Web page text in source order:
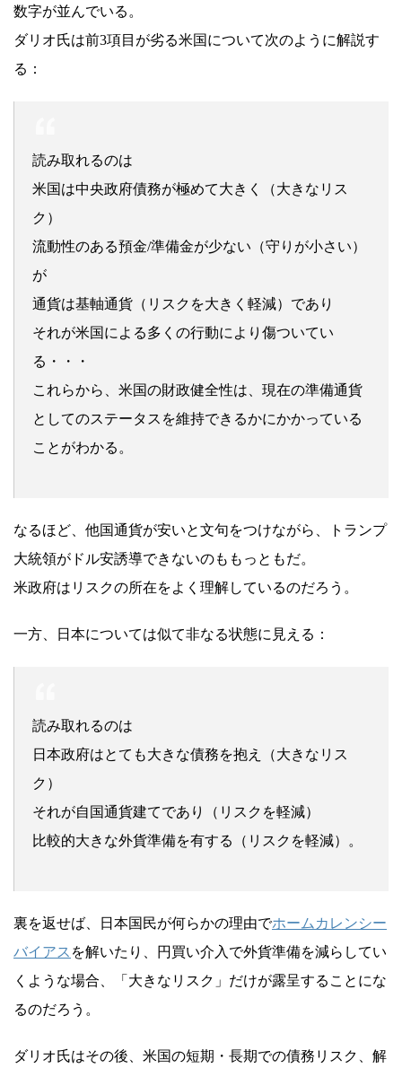
数字が並んでいる。
ダリオ氏は前3項目が劣る米国について次のように解説す
る：
読み取れるのは
米国は中央政府債務が極めて大きく（大きなリス
ク）
流動性のある預金/準備金が少ない（守りが小さい）
が
通貨は基軸通貨（リスクを大きく軽減）であり
それが米国による多くの行動により傷ついてい
る・・・
これらから、米国の財政健全性は、現在の準備通貨
としてのステータスを維持できるかにかかっている
ことがわかる。
なるほど、他国通貨が安いと文句をつけながら、トランプ
大統領がドル安誘導できないのももっともだ。
米政府はリスクの所在をよく理解しているのだろう。
一方、日本については似て非なる状態に見える：
読み取れるのは
日本政府はとても大きな債務を抱え（大きなリス
ク）
それが自国通貨建てであり（リスクを軽減）
比較的大きな外貨準備を有する（リスクを軽減）。
裏を返せば、日本国民が何らかの理由でホームカレンシー
バイアス を解いたり、円買い介入で外貨準備を減らしてい
くような場合、「大きなリスク」だけが露呈することにな
るのだろう。
ダリオ氏はその後、米国の短期・長期での債務リスク、解